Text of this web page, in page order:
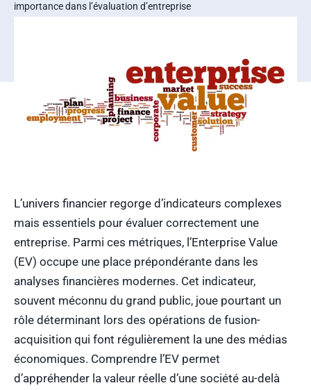
importance dans l’évaluation d’entreprise
L’univers financier regorge d’indicateurs complexes
mais essentiels pour évaluer correctement une
entreprise. Parmi ces métriques, l’Enterprise Value
(EV) occupe une place prépondérante dans les
analyses financières modernes. Cet indicateur,
souvent méconnu du grand public, joue pourtant un
rôle déterminant lors des opérations de fusion-
acquisition qui font régulièrement la une des médias
économiques. Comprendre l’EV permet
d’appréhender la valeur réelle d’une société au-delà